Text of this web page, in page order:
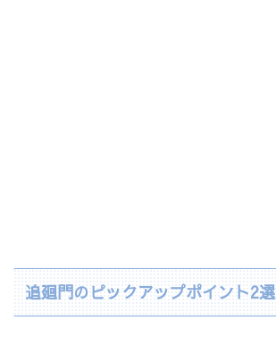
追廻門のピックアップポイント2選